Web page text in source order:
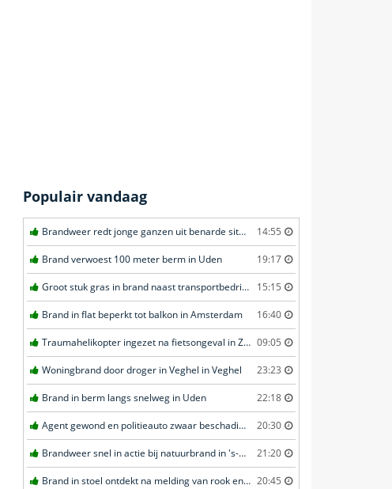
Populair vandaag
Brandweer redt jonge ganzen uit benarde situatie in Amersfoort 14:55
Brand verwoest 100 meter berm in Uden 19:17
Groot stuk gras in brand naast transportbedrijf in Nieuwegein 15:15
Brand in flat beperkt tot balkon in Amsterdam 16:40
Traumahelikopter ingezet na fietsongeval in Zierikzee 09:05
Woningbrand door droger in Veghel in Veghel 23:23
Brand in berm langs snelweg in Uden 22:18
Agent gewond en politieauto zwaar beschadigd tijdens achtervolging in Uden 20:30
Brandweer snel in actie bij natuurbrand in 's-Heer Arendskerke 21:20
Brand in stoel ontdekt na melding van rook en vuurverschijnselen in portiekflat in Rotterdam 20:45